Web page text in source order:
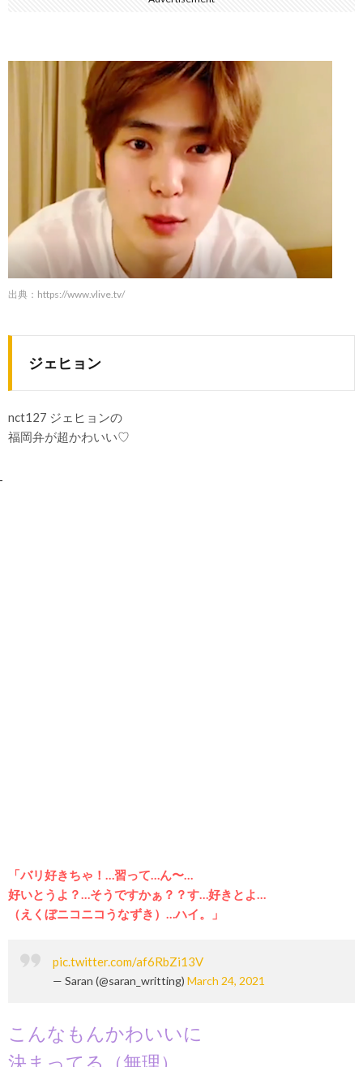
出典： https://www.vlive.tv/
ジェヒョン
nct127 ジェヒョンの
福岡弁が超かわいい♡
「バリ好きちゃ！…習って…ん〜…
好いとうよ？…そうですかぁ？？す…好きとよ…
（えくぼニコニコうなずき）…ハイ。」
pic.twitter.com/af6RbZi13V
— Saran (@saran_writting) March 24, 2021
こんなもんかわいいに
決まってる（無理）